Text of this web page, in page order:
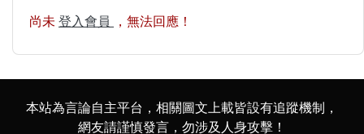
尚未 登入會員 ，無法回應！
本站為言論自主平台，相關圖文上載皆設有追蹤機制，
網友請謹慎發言，勿涉及人身攻擊！